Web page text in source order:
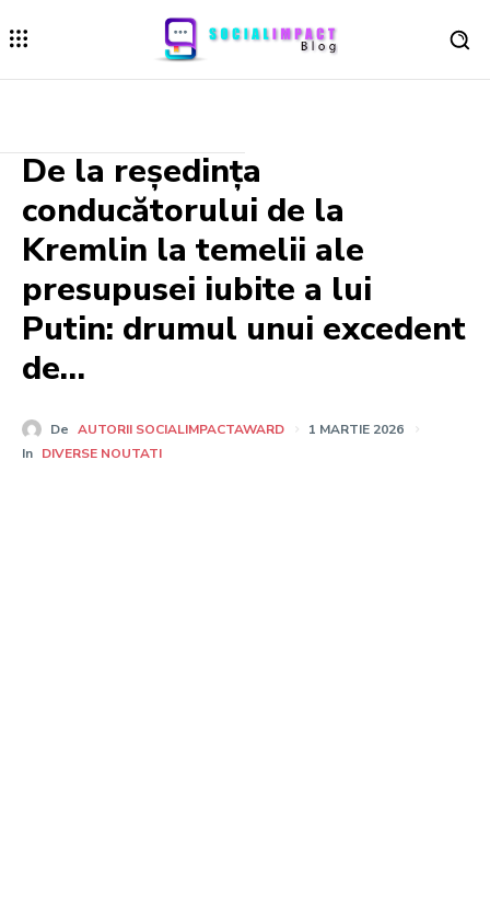
De la reședința
conducătorului de la
Kremlin la temelii ale
presupusei iubite a lui
Putin: drumul unui excedent
de…
De AUTORII SOCIALIMPACTAWARD
1 MARTIE 2026
In DIVERSE NOUTATI